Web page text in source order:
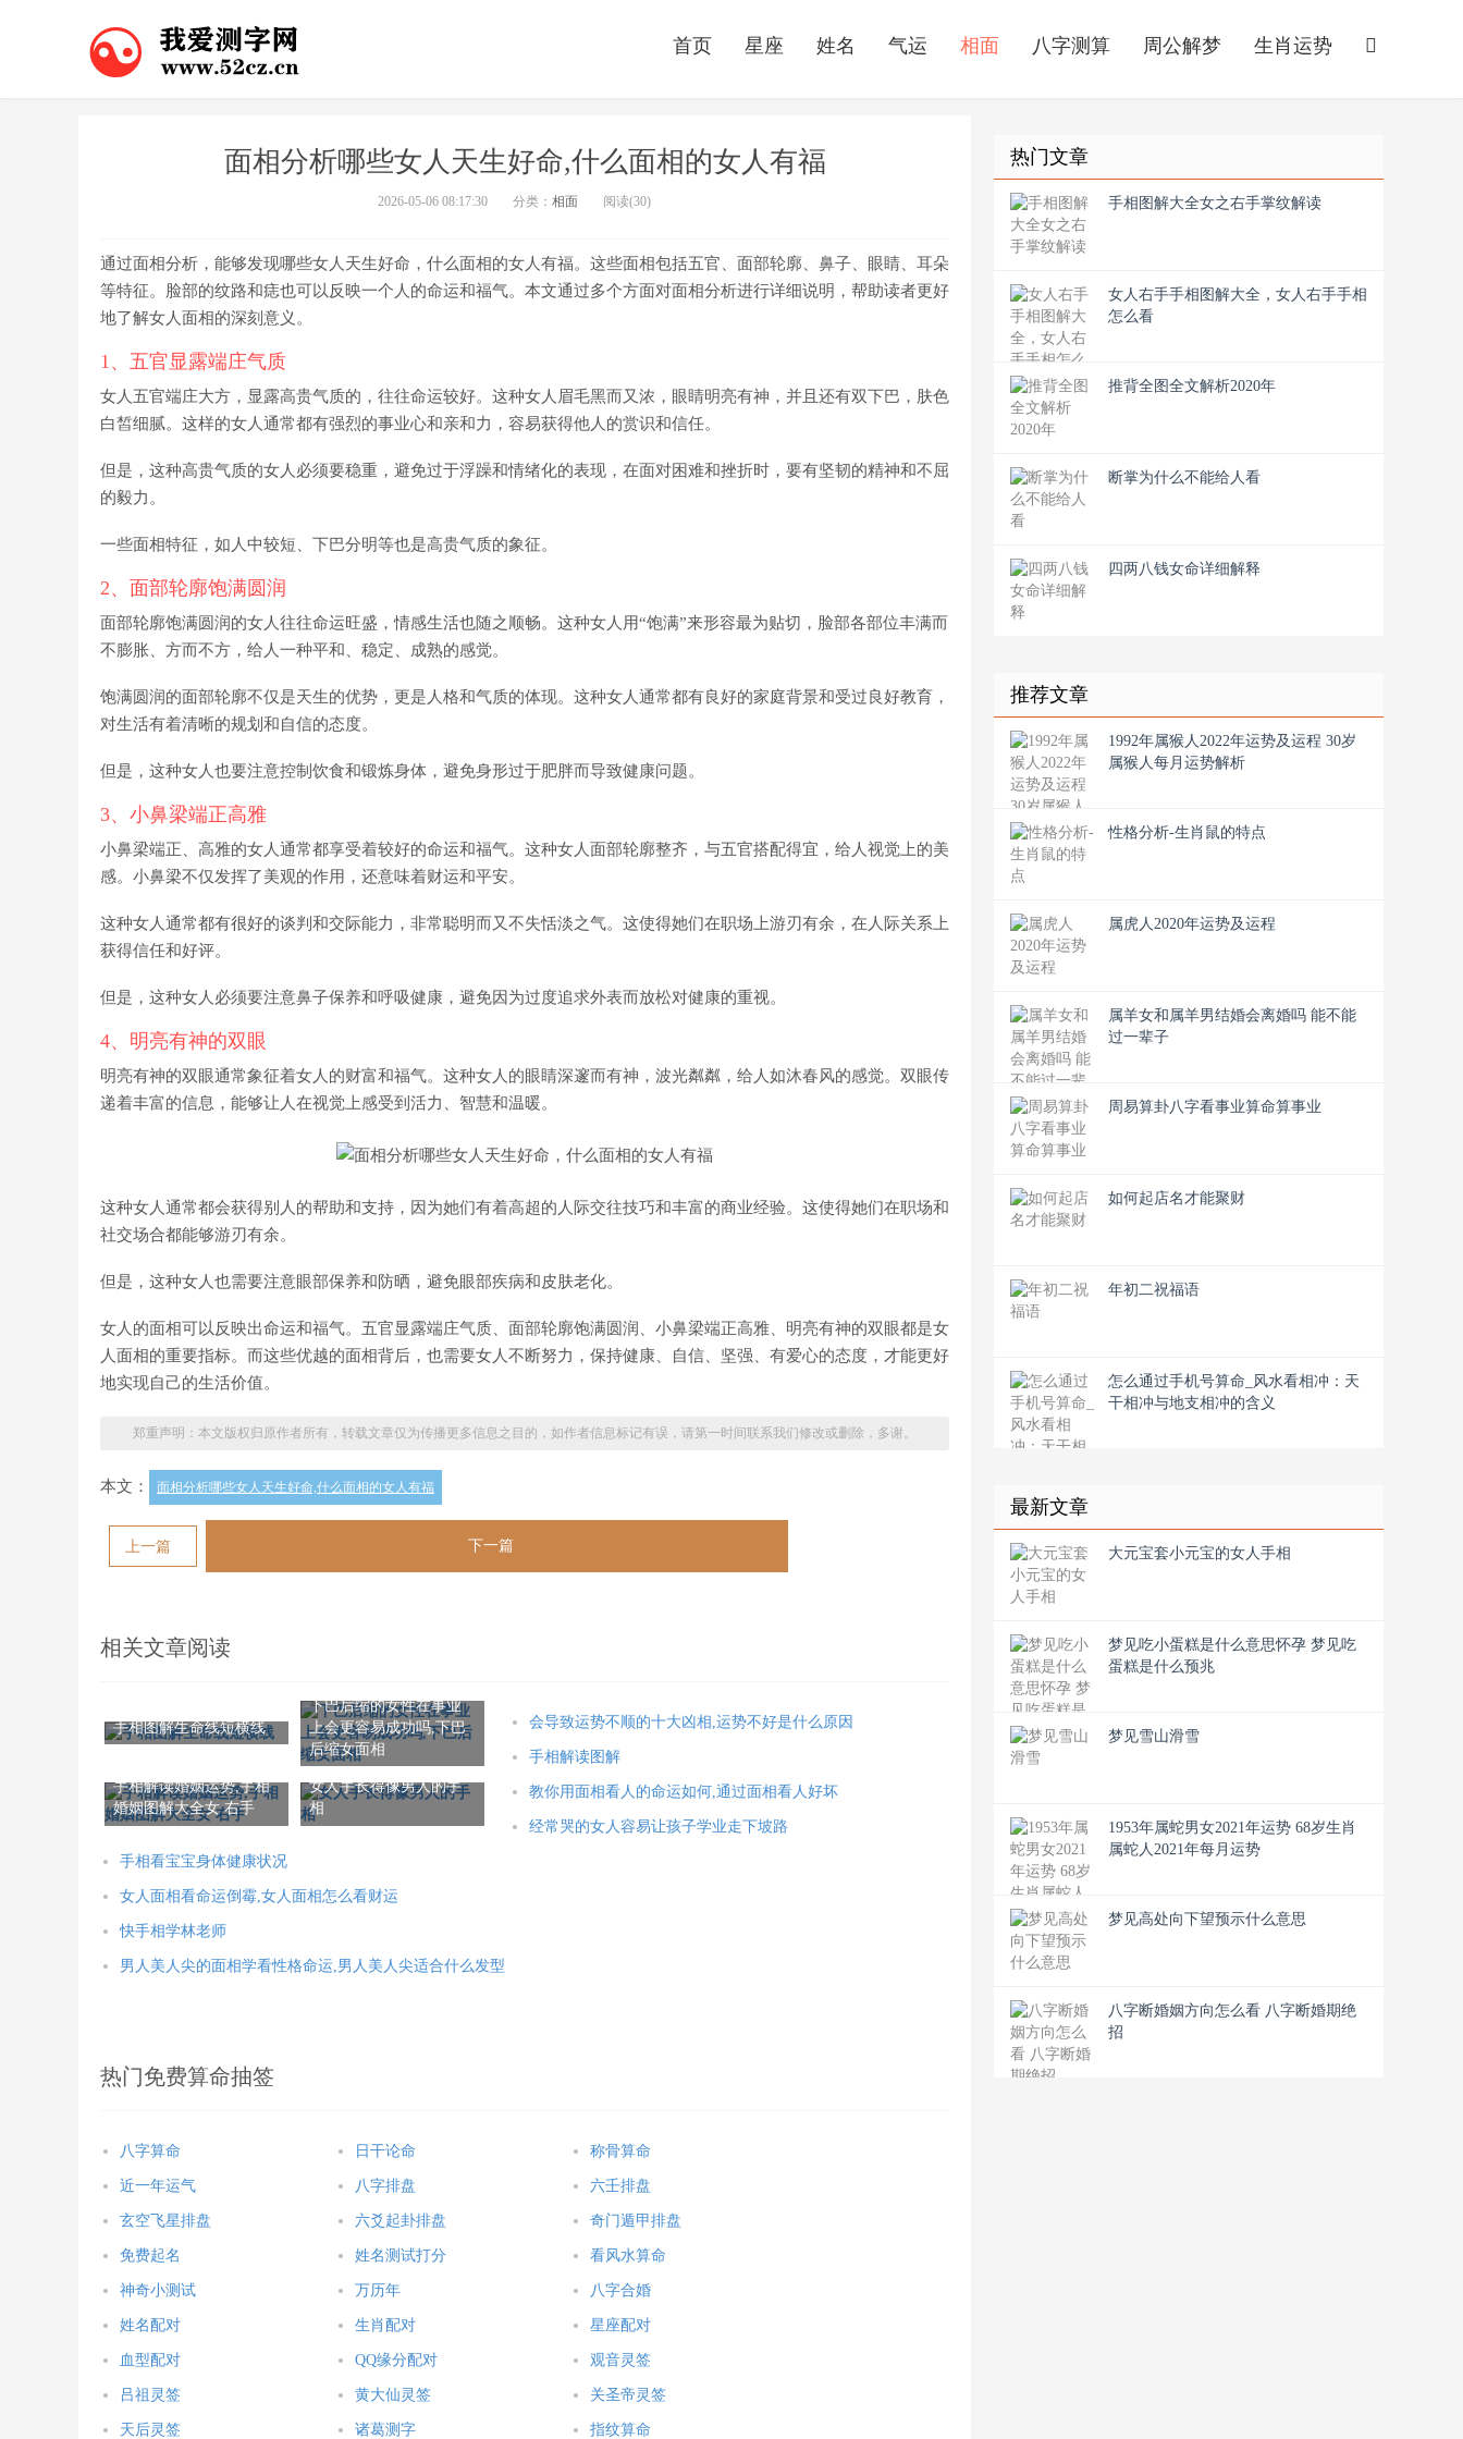
首页 星座 姓名 气运 相面 八字测算 周公解梦 生肖运势
面相分析哪些女人天生好命,什么面相的女人有福
2026-05-06 08:17:30 分类： 相面 阅读(30)
通过面相分析，能够发现哪些女人天生好命，什么面相的女人有福。这些面相包括五官、面部轮廓、鼻子、眼睛、耳朵
等特征。脸部的纹路和痣也可以反映一个人的命运和福气。本文通过多个方面对面相分析进行详细说明，帮助读者更好
地了解女人面相的深刻意义。
1、五官显露端庄气质
女人五官端庄大方，显露高贵气质的，往往命运较好。这种女人眉毛黑而又浓，眼睛明亮有神，并且还有双下巴，肤色
白皙细腻。这样的女人通常都有强烈的事业心和亲和力，容易获得他人的赏识和信任。
但是，这种高贵气质的女人必须要稳重，避免过于浮躁和情绪化的表现，在面对困难和挫折时，要有坚韧的精神和不屈
的毅力。
一些面相特征，如人中较短、下巴分明等也是高贵气质的象征。
2、面部轮廓饱满圆润
面部轮廓饱满圆润的女人往往命运旺盛，情感生活也随之顺畅。这种女人用“饱满”来形容最为贴切，脸部各部位丰满而
不膨胀、方而不方，给人一种平和、稳定、成熟的感觉。
饱满圆润的面部轮廓不仅是天生的优势，更是人格和气质的体现。这种女人通常都有良好的家庭背景和受过良好教育，
对生活有着清晰的规划和自信的态度。
但是，这种女人也要注意控制饮食和锻炼身体，避免身形过于肥胖而导致健康问题。
3、小鼻梁端正高雅
小鼻梁端正、高雅的女人通常都享受着较好的命运和福气。这种女人面部轮廓整齐，与五官搭配得宜，给人视觉上的美
感。小鼻梁不仅发挥了美观的作用，还意味着财运和平安。
这种女人通常都有很好的谈判和交际能力，非常聪明而又不失恬淡之气。这使得她们在职场上游刃有余，在人际关系上
获得信任和好评。
但是，这种女人必须要注意鼻子保养和呼吸健康，避免因为过度追求外表而放松对健康的重视。
4、明亮有神的双眼
明亮有神的双眼通常象征着女人的财富和福气。这种女人的眼睛深邃而有神，波光粼粼，给人如沐春风的感觉。双眼传
递着丰富的信息，能够让人在视觉上感受到活力、智慧和温暖。
这种女人通常都会获得别人的帮助和支持，因为她们有着高超的人际交往技巧和丰富的商业经验。这使得她们在职场和
社交场合都能够游刃有余。
但是，这种女人也需要注意眼部保养和防晒，避免眼部疾病和皮肤老化。
女人的面相可以反映出命运和福气。五官显露端庄气质、面部轮廓饱满圆润、小鼻梁端正高雅、明亮有神的双眼都是女
人面相的重要指标。而这些优越的面相背后，也需要女人不断努力，保持健康、自信、坚强、有爱心的态度，才能更好
地实现自己的生活价值。
郑重声明：本文版权归原作者所有，转载文章仅为传播更多信息之目的，如作者信息标记有误，请第一时间联系我们修改或删除，多谢。
本文： 面相分析哪些女人天生好命,什么面相的女人有福
上一篇 下一篇
相关文章阅读
手相图解生命线短横线
下巴后缩的女性在事业
上会更容易成功吗,下巴
后缩女面相
手相解读婚姻运势,手相
婚姻图解大全女 右手
女人手长得像男人的手
相
会导致运势不顺的十大凶相,运势不好是什么原因
手相解读图解
教你用面相看人的命运如何,通过面相看人好坏
经常哭的女人容易让孩子学业走下坡路
手相看宝宝身体健康状况
女人面相看命运倒霉,女人面相怎么看财运
快手相学林老师
男人美人尖的面相学看性格命运,男人美人尖适合什么发型
热门免费算命抽签
八字算命 日干论命 称骨算命
近一年运气 八字排盘 六壬排盘
玄空飞星排盘 六爻起卦排盘 奇门遁甲排盘
免费起名 姓名测试打分 看风水算命
神奇小测试 万历年 八字合婚
姓名配对 生肖配对 星座配对
血型配对 QQ缘分配对 观音灵签
吕祖灵签 黄大仙灵签 关圣帝灵签
天后灵签 诸葛测字 指纹算命
热门文章
手相图解大全女之右手掌纹解读
女人右手手相图解大全，女人右手手相
怎么看
推背全图全文解析2020年
断掌为什么不能给人看
四两八钱女命详细解释
推荐文章
1992年属猴人2022年运势及运程 30岁
属猴人每月运势解析
性格分析-生肖鼠的特点
属虎人2020年运势及运程
属羊女和属羊男结婚会离婚吗 能不能
过一辈子
周易算卦八字看事业算命算事业
如何起店名才能聚财
年初二祝福语
怎么通过手机号算命_风水看相冲：天
干相冲与地支相冲的含义
最新文章
大元宝套小元宝的女人手相
梦见吃小蛋糕是什么意思怀孕 梦见吃
蛋糕是什么预兆
梦见雪山滑雪
1953年属蛇男女2021年运势 68岁生肖
属蛇人2021年每月运势
梦见高处向下望预示什么意思
八字断婚姻方向怎么看 八字断婚期绝
招